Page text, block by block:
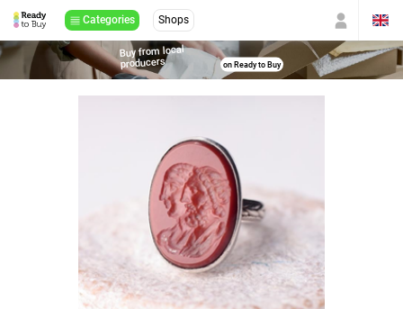
Categories Shops
Buy from local
producers on Ready to Buy